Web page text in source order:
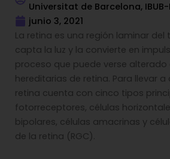
Universitat de Barcelona, IBUB-
junio 3, 2021
La retina es una región laminar del
capta la luz y la convierte en
proceso que puede verse
hereditarias de retina. Para llevar
retina cuenta con cinco tipos
fotorreceptores, células
bipolares, células amacrinas y
de la retina (RGC).